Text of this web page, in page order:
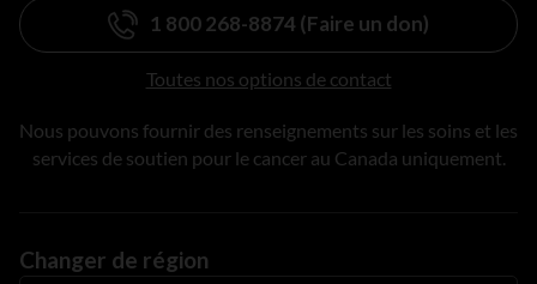
1 800 268-8874 (Faire un don)
Toutes nos options de contact
Nous pouvons fournir des renseignements sur les soins et les
services de soutien pour le cancer au Canada uniquement.
Changer de région